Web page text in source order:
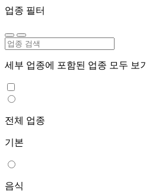
업종 필터
세부 업종에 포함된 업종 모두 보기
전체 업종
기본
음식